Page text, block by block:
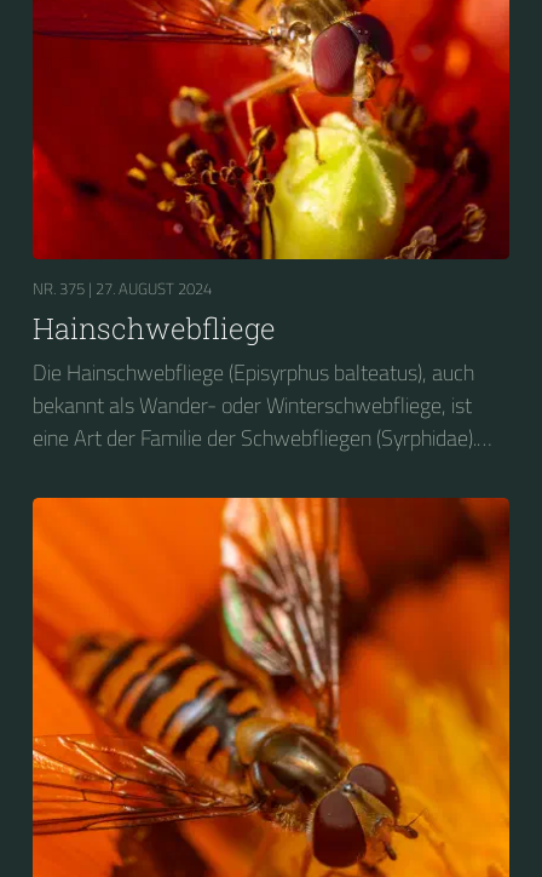
NR. 375 | 27. AUGUST 2024
Hainschwebfliege
Die Hainschwebfliege (Episyrphus balteatus), auch
bekannt als Wander- oder Winterschwebfliege, ist
eine Art der Familie der Schwebfliegen (Syrphidae).
gewählt....